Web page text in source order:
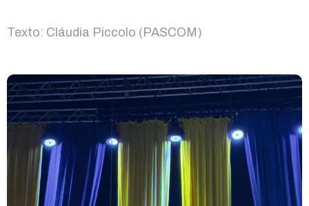
Texto: Cláudia Piccolo (PASCOM)